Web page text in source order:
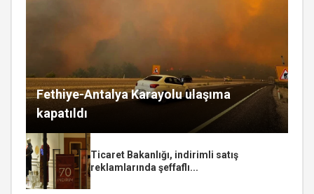
Fethiye-Antalya Karayolu ulaşıma
kapatıldı
Ticaret Bakanlığı, indirimli satış
reklamlarında şeffaflı...